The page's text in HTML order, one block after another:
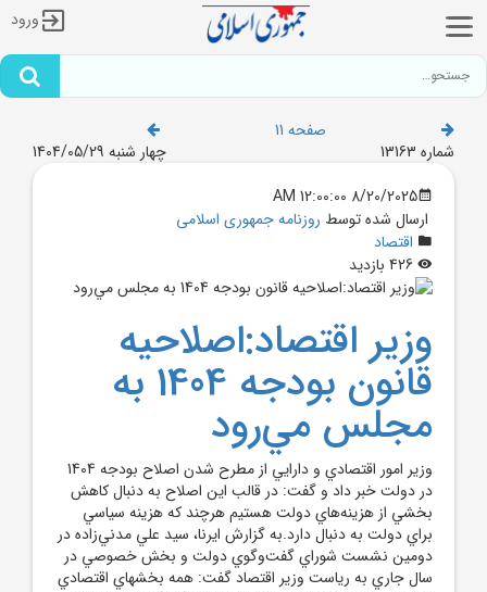
ورود
صفحه 11
شماره 13163
چهار شنبه 1404/05/29
8/20/2025 12:00:00 AM
ارسال شده توسط روزنامه جمهوری اسلامی
اقتصاد
وزير اقتصاد:اصلاحيه
قانون بودجه 1404 به
مجلس مي‌رود
وزير امور اقتصادي و دارايي از مطرح شدن اصلاح بودجه 1404
در دولت خبر داد و گفت: در قالب اين اصلاح به دنبال کاهش
بخشي از هزينه‌هاي دولت هستيم هرچند که هزينه سياسي
براي دولت به دنبال دارد.به گزارش ايرنا، سيد علي مدني‌زاده در
دومين نشست شوراي گفت‌و‌گوي دولت و بخش خصوصي در
سال جاري به رياست وزير اقتصاد گفت: همه بخشهاي اقتصادي